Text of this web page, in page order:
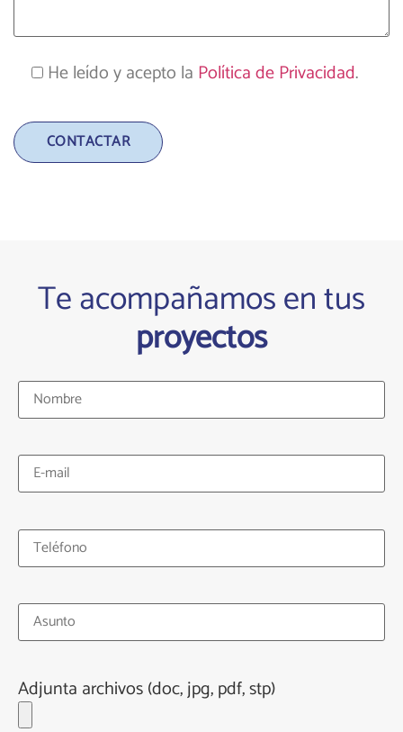
He leído y acepto la Política de Privacidad.
Te acompañamos en tus
proyectos
Adjunta archivos (doc, jpg, pdf, stp)